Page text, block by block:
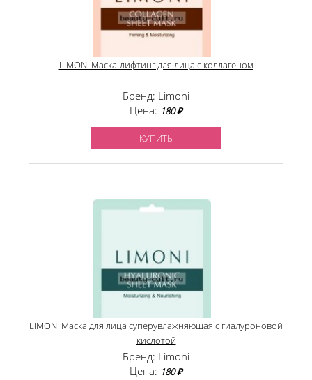
LIMONI Маска-лифтинг для лица с коллагеном
Бренд: Limoni
Цена: 180 ₽
КУПИТЬ
LIMONI Маска для лица cуперувлажняющая с гиалуроновой
кислотой
Бренд: Limoni
Цена: 180 ₽